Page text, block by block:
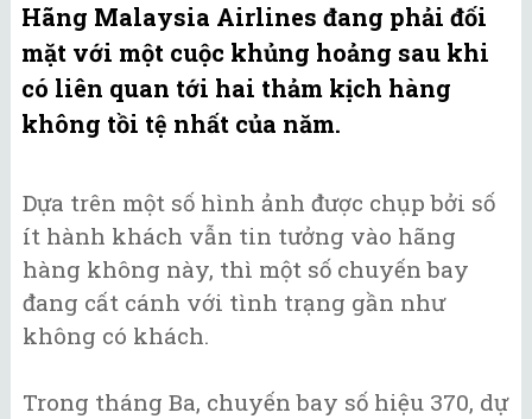
Hãng Malaysia Airlines đang phải đối
mặt với một cuộc khủng hoảng sau khi
có liên quan tới hai thảm kịch hàng
không tồi tệ nhất của năm.
Dựa trên một số hình ảnh được chụp bởi số
ít hành khách vẫn tin tưởng vào hãng
hàng không này, thì một số chuyến bay
đang cất cánh với tình trạng gần như
không có khách.
Trong tháng Ba, chuyến bay số hiệu 370, dự